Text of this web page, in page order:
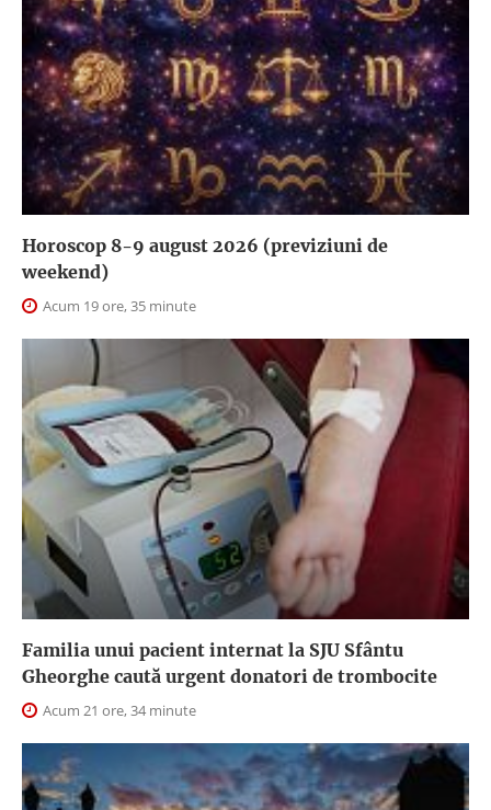
Horoscop 8-9 august 2026 (previziuni de
weekend)
Acum 19 ore, 35 minute
Familia unui pacient internat la SJU Sfântu
Gheorghe caută urgent donatori de trombocite
Acum 21 ore, 34 minute